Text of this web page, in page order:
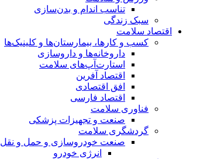
تناسب اندام و بدن‌سازی
سبک زندگی
اقتصاد سلامت
کسب و کارها، بیمارستان‌ها و کلینیک‌ها
داروخانه‌ها و داروسازی
استارت‌آپ‌های سلامت
اقتصاد آفرین
افق اقتصادی
اقتصاد فارسی
فناوری سلامت
صنعت و تجهیزات پزشکی
گردشگری سلامت
صنعت خودروسازی و حمل و نقل
انرژی خودرو